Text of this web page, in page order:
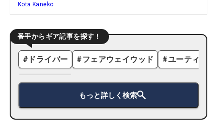
Kota Kaneko
番手からギア記事を探す！
# ドライバー #フェアウェイウッド #ユーティリ
もっと詳しく検索